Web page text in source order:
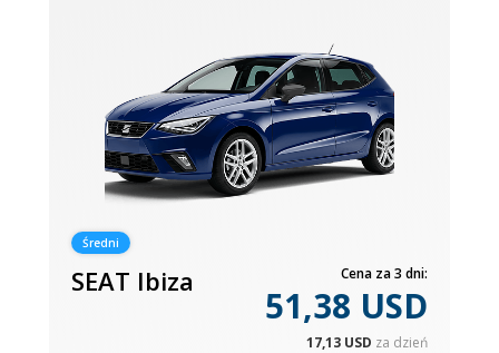
Średni
SEAT Ibiza Cena za 3 dni:
51,38 USD
17,13 USD za dzień